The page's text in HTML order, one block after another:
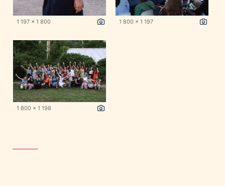
1 197 x 1 800 1 800 x 1 197
1 800 x 1 198